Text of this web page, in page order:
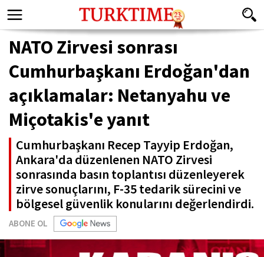
NATO Zirvesi sonrası
Cumhurbaşkanı Erdoğan'dan
açıklamalar: Netanyahu ve
Miçotakis'e yanıt
Cumhurbaşkanı Recep Tayyip Erdoğan,
Ankara'da düzenlenen NATO Zirvesi
sonrasında basın toplantısı düzenleyerek
zirve sonuçlarını, F-35 tedarik sürecini ve
bölgesel güvenlik konularını değerlendirdi.
ABONE OL